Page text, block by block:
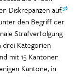
Diskrepanzen auf.36
den Begriff der
Strafverfolgung
drei Kategorien
mit 15 Kantonen
Kantone, in